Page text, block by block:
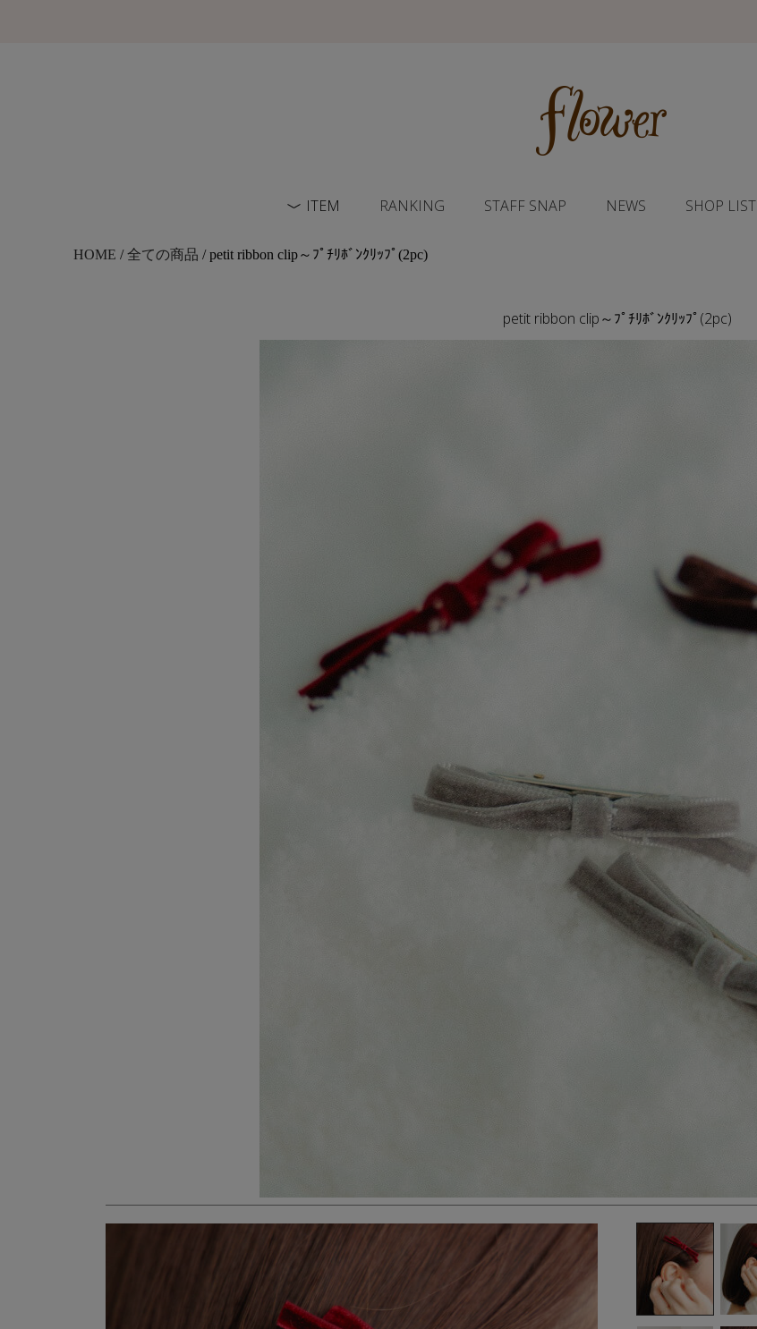
ITEM RANKING STAFF SNAP NEWS SHOP LIST
HOME /全ての商品 / petit ribbon clip～ﾌﾟﾁﾘﾎﾞﾝｸﾘｯﾌﾟ(2pc)
petit ribbon clip～ﾌﾟﾁﾘﾎﾞﾝｸﾘｯﾌﾟ(2pc)